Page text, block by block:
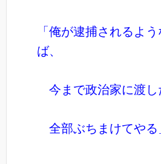
「俺が逮捕されるよ
ば、
今まで政治家に渡し
全部ぶちまけてやる